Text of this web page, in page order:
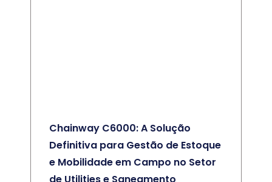
Chainway C6000: A Solução
Definitiva para Gestão de Estoque
e Mobilidade em Campo no Setor